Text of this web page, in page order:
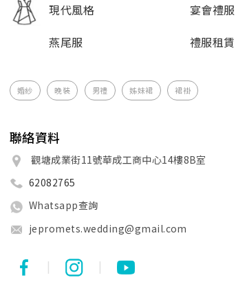
現代風格
宴會禮服
燕尾服
禮服租賃
婚紗 晚裝 男禮 姊妹裙 裙褂
聯絡資料
觀塘成業街11號華成工商中心14樓8B室
62082765
Whatsapp查詢
jepromets.wedding@gmail.com
| |